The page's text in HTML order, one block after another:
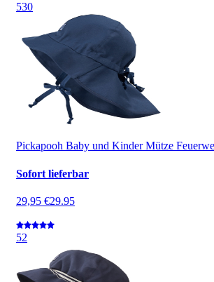
530
Pickapooh Baby und Kinder Mütze
Sofort lieferbar
29,95 €29.95
52